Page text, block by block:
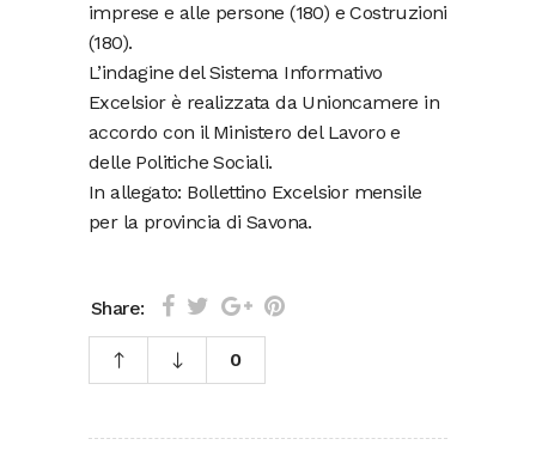
imprese e alle persone (180) e Costruzioni
(180).
L’indagine del Sistema Informativo
Excelsior è realizzata da Unioncamere in
accordo con il Ministero del Lavoro e
delle Politiche Sociali.
In allegato: Bollettino Excelsior mensile
per la provincia di Savona.
Share:
0